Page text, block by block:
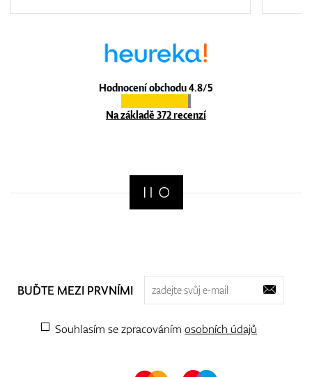
Hodnocení obchodu 4.8/5
Na základě 372 recenzí
BUĎTE MEZI PRVNÍMI
Souhlasím se zpracováním osobních údajů